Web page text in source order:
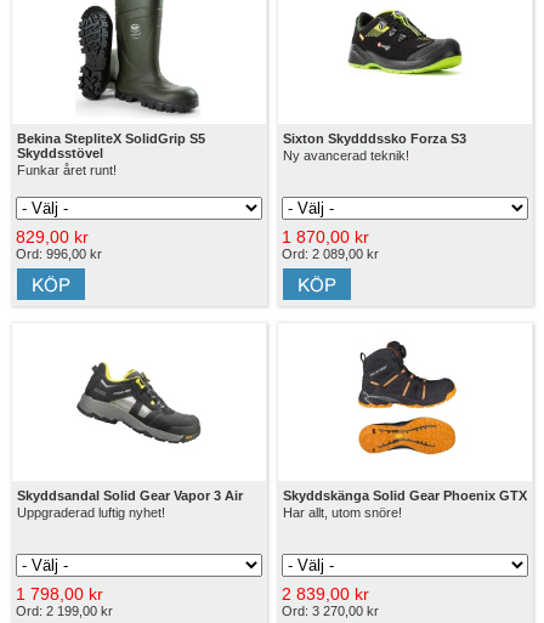
Bekina StepliteX SolidGrip S5
Skyddsstövel
Funkar året runt!
829,00 kr
Ord: 996,00 kr
Sixton Skydddssko Forza S3
Ny avancerad teknik!
1 870,00 kr
Ord: 2 089,00 kr
Skyddsandal Solid Gear Vapor 3 Air
Uppgraderad luftig nyhet!
1 798,00 kr
Ord: 2 199,00 kr
Skyddskänga Solid Gear Phoenix GTX
Har allt, utom snöre!
2 839,00 kr
Ord: 3 270,00 kr